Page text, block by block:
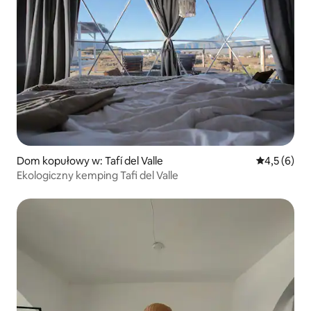
Dom kopułowy w: Tafí del Valle Średnia
4,5 (6)
Ekologiczny kemping Tafi del Valle